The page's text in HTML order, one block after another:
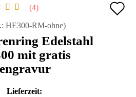
erstellen
vergessen?
4
HE300-RM-ohne)
Edelstahl
mit gratis
Lieferzeit: